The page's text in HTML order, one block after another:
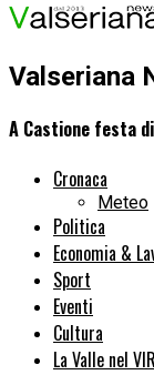
Valseriana
A Castione festa
Cronaca
Meteo
Politica
Economia &
Sport
Eventi
Cultura
La Valle nel